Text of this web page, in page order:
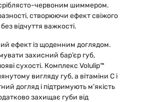
червоним шиммером.
створюючи ефект свіжого
відчуття важкості.
ефект із щоденним доглядом.
захисний бар’єр губ,
сухості. Комплекс Volulip™
вигляду губ, а вітаміни С і
догляд і підтримують м’якість
захищає губи від